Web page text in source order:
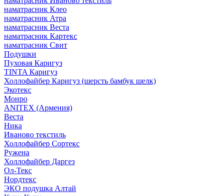
наматрасник Клео
наматрасник Атра
наматрасник Веста
наматрасник Картекс
наматрасник Свит
Подушки
Пуховая Каригуз
TINTA Каригуз
Холлофайбер Каригуз (шерсть бамбук шелк)
Экотекс
Монро
ANITEX (Армения)
Веста
Ника
Иваново текстиль
Холлофайбер Сортекс
Ружена
Холлофайбер Даргез
Ол-Текс
Нордтекс
ЭКО подушка Алтай